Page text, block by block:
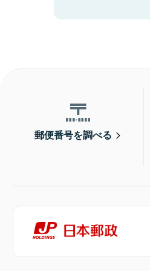
郵便番号を調べる